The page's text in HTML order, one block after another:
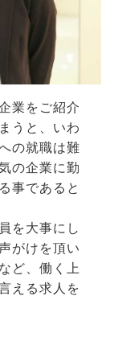
業をご紹介
うと、いわ
の就職は難
の企業に勤
事であると
を大事にし
がけを頂い
ど、働く上
える求人を